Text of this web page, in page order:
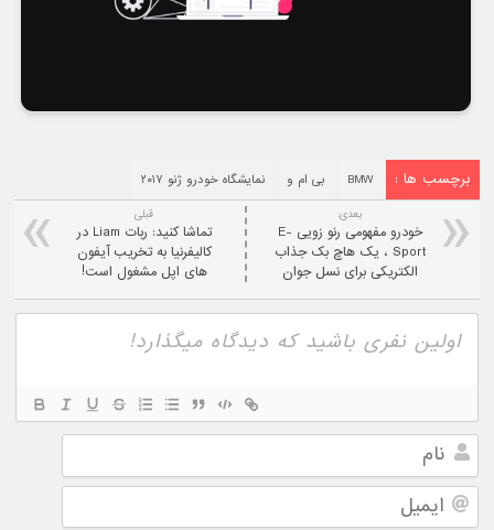
برچسب ها : BMW بی ام و نمایشگاه خودرو ژنو ۲۰۱۷
قبلی
تماشا کنید: ربات Liam در
کالیفرنیا به تخریب آیفون
های اپل مشغول است!
بعدی:
خودرو مفهومی رنو زویی E-
Sport ، یک هاچ بک جذاب
الکتریکی برای نسل جوان
نام
ایمیل